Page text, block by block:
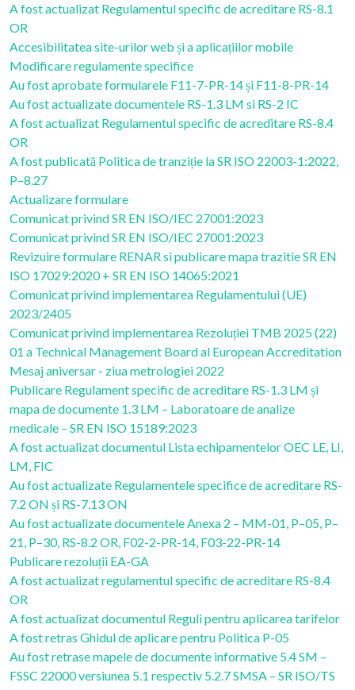
A fost actualizat Regulamentul specific de acreditare RS-8.1
OR
Accesibilitatea site-urilor web și a aplicațiilor mobile
Modificare regulamente specifice
Au fost aprobate formularele F11-7-PR-14 și F11-8-PR-14
Au fost actualizate documentele RS-1.3 LM si RS-2 IC
A fost actualizat Regulamentul specific de acreditare RS-8.4
OR
A fost publicată Politica de tranziție la SR ISO 22003-1:2022,
P–8.27
Actualizare formulare
Comunicat privind SR EN ISO/IEC 27001:2023
Comunicat privind SR EN ISO/IEC 27001:2023
Revizuire formulare RENAR si publicare mapa trazitie SR EN
ISO 17029:2020 + SR EN ISO 14065:2021
Comunicat privind implementarea Regulamentului (UE)
2023/2405
Comunicat privind implementarea Rezoluției TMB 2025 (22)
01 a Technical Management Board al European Accreditation
Mesaj aniversar - ziua metrologiei 2022
Publicare Regulament specific de acreditare RS-1.3 LM și
mapa de documente 1.3 LM – Laboratoare de analize
medicale – SR EN ISO 15189:2023
A fost actualizat documentul Lista echipamentelor OEC LE, LI,
LM, FIC
Au fost actualizate Regulamentele specifice de acreditare RS-
7.2 ON și RS-7.13 ON
Au fost actualizate documentele Anexa 2 – MM-01, P–05, P–
21, P–30, RS-8.2 OR, F02-2-PR-14, F03-22-PR-14
Publicare rezoluții EA-GA
A fost actualizat regulamentul specific de acreditare RS-8.4
OR
A fost actualizat documentul Reguli pentru aplicarea tarifelor
A fost retras Ghidul de aplicare pentru Politica P-05
Au fost retrase mapele de documente informative 5.4 SM –
FSSC 22000 versiunea 5.1 respectiv 5.2.7 SMSA – SR ISO/TS